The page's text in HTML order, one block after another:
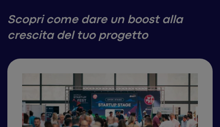
Scopri come dare un boost alla
crescita del tuo progetto